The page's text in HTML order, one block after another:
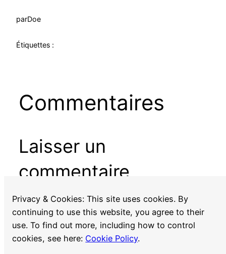
parDoe
Étiquettes :
Commentaires
Laisser un
commentaire
Vous devezvous connecterpour publier un
commentaire.
Privacy & Cookies: This site uses cookies. By
continuing to use this website, you agree to their
use. To find out more, including how to control
cookies, see here: Cookie Policy.